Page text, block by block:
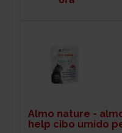
Almo nature -
help cibo umido